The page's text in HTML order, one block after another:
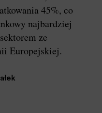
45%, co
najbardziej
ze
Europejskiej.